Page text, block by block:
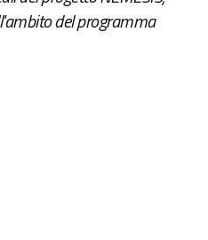
del programma